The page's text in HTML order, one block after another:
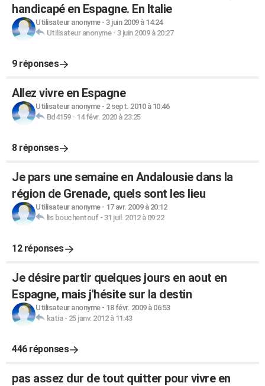
handicapé en Espagne. En Italie
Utilisateur anonyme- 3 juin 2009 à 14:24
Utilisateur anonyme- 3 juin 2009 à 20:27
9 réponses
Allez vivre en Espagne
Utilisateur anonyme- 2 sept. 2010 à 10:46
Bd4159- 14 févr. 2020 à 23:25
8 réponses
Je pars une semaine en Andalousie dans la
région de Grenade, quels sont les lieu
Utilisateur anonyme- 17 avr. 2009 à 20:12
lis bouchentouf- 31 juil. 2012 à 09:22
12 réponses
Je désire partir quelques jours en aout en
Espagne, mais j'hésite sur la destin
Utilisateur anonyme- 18 févr. 2009 à 06:53
katia- 25 janv. 2012 à 11:43
446 réponses
pas assez dur de tout quitter pour vivre en